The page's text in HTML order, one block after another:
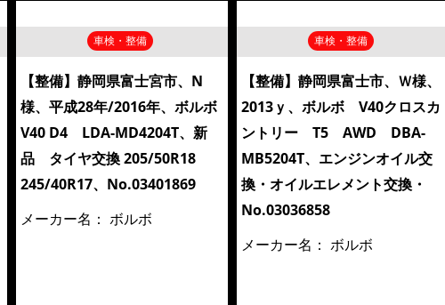
車検・整備
【整備】静岡県富士宮市、N
様、平成28年/2016年、ボルボ
V40 D4 LDA-MD4204T、新
品 タイヤ交換 205/50R18
245/40R17、No.03401869
メーカー名： ボルボ
車検・整備
【整備】静岡県富士市、Ｗ様、
2013ｙ、ボルボ V40クロスカ
ントリー T5 AWD DBA-
MB5204T、エンジンオイル交
換・オイルエレメント交換・
No.03036858
メーカー名： ボルボ